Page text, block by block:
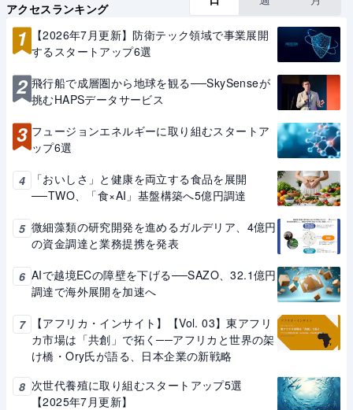
アクセスランキング
1
【2026年7月更新】防衛テック領域で事業展開
するスタートアップ6選
2 飛行船で成層圏から地球を観る──SkySenseが
挑むHAPSデータサービス
3 フュージョンエネルギーに取り組むスタートア
ップ6選
4
「おいしさ」と健康を両立する食品を展開
──TWO、「食×AI」基盤構築へ5億円調達
5 微細藻類の研究開発を進めるガルデリア、4億円
の資金調達と業務提携を発表
6 AIで越境ECの障壁を下げる──SAZO、32.1億円
調達で海外展開を加速へ
7
【アフリカ・インサイト】【Vol. 03】東アフリ
カ市場は「共創」で拓く──アフリカと世界の架
け橋・Ory氏が語る、日本企業の新戦略
8 次世代養殖に取り組むスタートアップ5選
【2025年7月更新】